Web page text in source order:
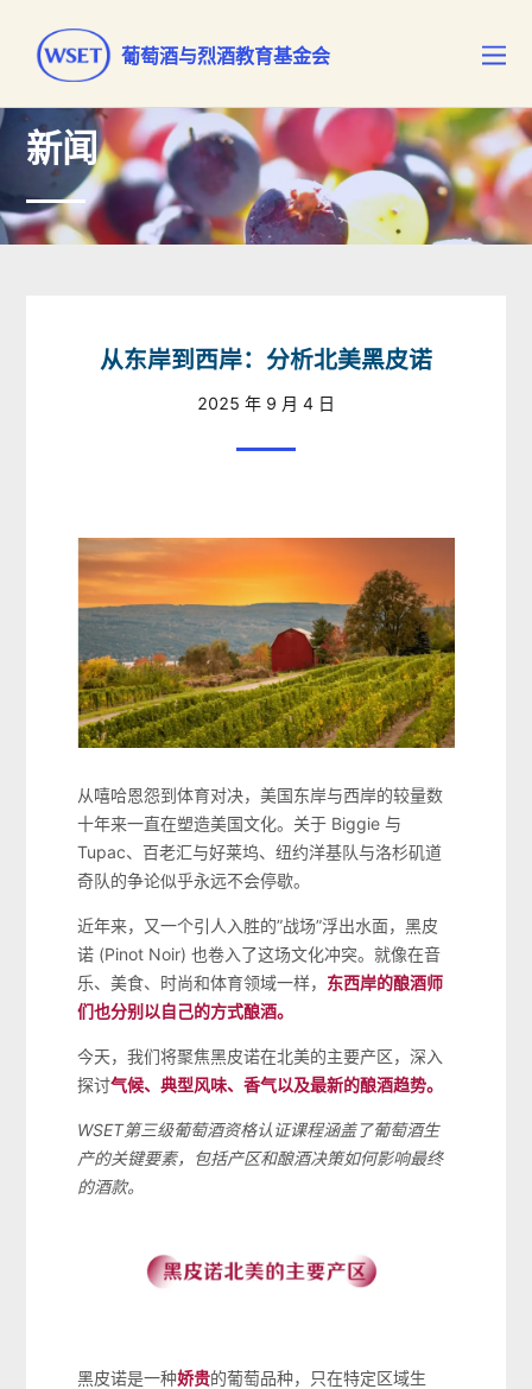
葡萄酒与烈酒教育基金会
新闻
从东岸到西岸：分析北美黑皮诺
2025 年 9 月 4 日
从嘻哈恩怨到体育对决，美国东岸与西岸的较量数
十年来一直在塑造美国文化。关于 Biggie 与
Tupac、百老汇与好莱坞、纽约洋基队与洛杉矶道
奇队的争论似乎永远不会停歇。
近年来，又一个引人入胜的”战场”浮出水面，黑皮
诺 (Pinot Noir) 也卷入了这场文化冲突。就像在音
乐、美食、时尚和体育领域一样， 东西岸的酿酒师
们也分别以自己的方式酿酒。
今天，我们将聚焦黑皮诺在北美的主要产区，深入
探讨气候、典型风味、香气以及最新的酿酒趋势。
WSET第三级葡萄酒资格认证课程涵盖了葡萄酒生
产的关键要素，包括产区和酿酒决策如何影响最终
的酒款。
黑皮诺是一种娇贵的葡萄品种，只在特定区域生